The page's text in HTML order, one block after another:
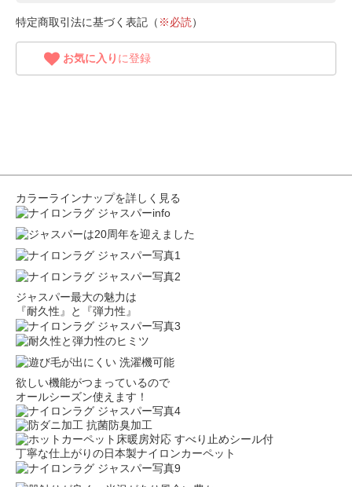
特定商取引法に基づく表記（ ※必読）
お気に入り に登録
カラーラインナップを詳しく見る
ジャスパー最大の魅力は
『耐久性』と『弾力性』
欲しい機能がつまっているので
オールシーズン使えます！
丁寧な仕上がりの日本製ナイロンカーペット